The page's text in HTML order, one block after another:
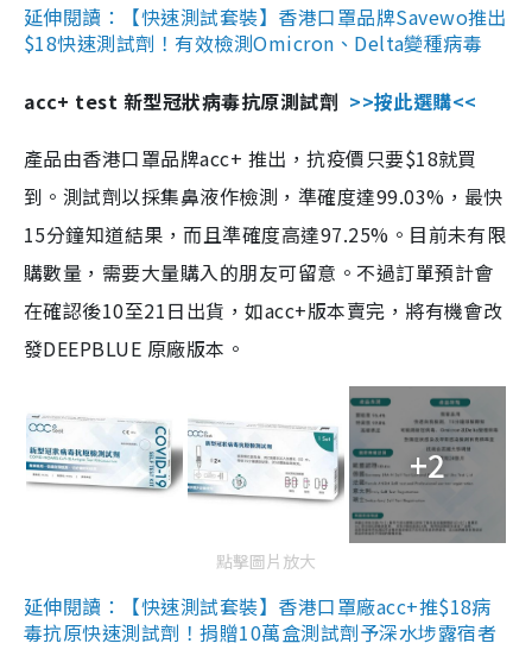
延伸閱讀：【快速測試套裝】香港口罩品牌Savewo推出
$18快速測試劑！有效檢測Omicron、Delta變種病毒
acc+ test 新型冠狀病毒抗原測試劑 >>按此選購<<
產品由香港口罩品牌acc+ 推出，抗疫價只要$18就買
到。測試劑以採集鼻液作檢測，準確度達99.03%，最快
15分鐘知道結果，而且準確度高達97.25%。目前未有限
購數量，需要大量購入的朋友可留意。不過訂單預計會
在確認後10至21日出貨，如acc+版本賣完，將有機會改
發DEEPBLUE 原廠版本。
+2
點擊圖片放大
延伸閱讀：【快速測試套裝】香港口罩廠acc+推$18病
毒抗原快速測試劑！捐贈10萬盒測試劑予深水埗露宿者